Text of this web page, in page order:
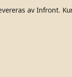
av Infront.